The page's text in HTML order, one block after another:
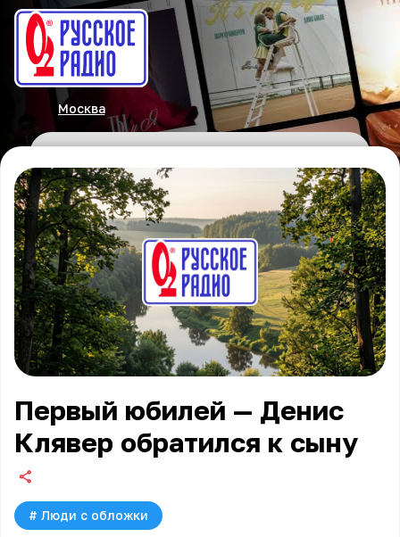
Москва
Первый юбилей — Денис
Клявер обратился к сыну
# Люди с обложки